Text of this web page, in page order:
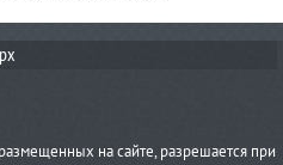
на сайте, разрешается при